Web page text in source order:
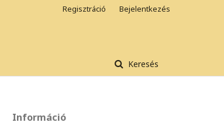
Keresés
Regisztráció Bejelentkezés
Információ